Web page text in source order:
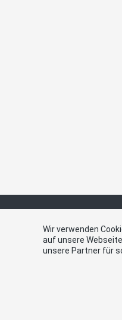
Links
Wir verwenden
auf unsere
unsere Partner für